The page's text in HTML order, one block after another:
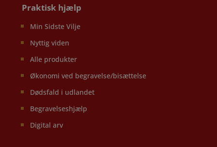
Praktisk hjælp
Min Sidste Vilje
Nyttig viden
Alle produkter
Økonomi ved begravelse/bisættelse
Dødsfald i udlandet
Begravelseshjælp
Digital arv